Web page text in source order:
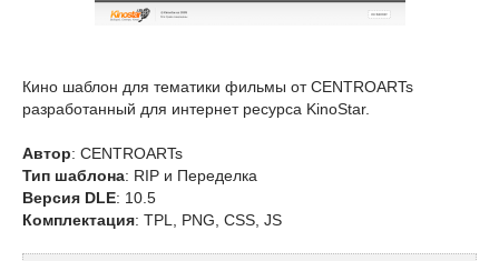
Кино шаблон для тематики фильмы от CENTROARTs
разработанный для интернет ресурса KinoStar.
Автор: CENTROARTs
Тип шаблона: RIP и Переделка
Версия DLE: 10.5
Комплектация: TPL, PNG, CSS, JS